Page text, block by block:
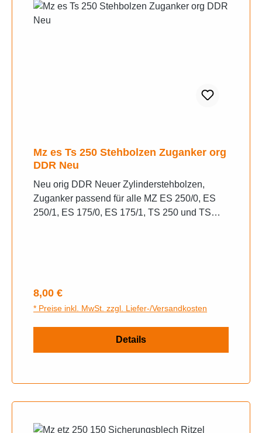
Mz es Ts 250 Stehbolzen Zuganker org
DDR Neu
Neu orig DDR Neuer Zylinderstehbolzen,
Zuganker passend für alle MZ ES 250/0, ES
250/1, ES 175/0, ES 175/1, TS 250 und TS
841.11-1 05-841.11-0
Regulärer Preis:
8,00 €
* Preise inkl. MwSt. zzgl. Liefer-/Versandkosten
Details